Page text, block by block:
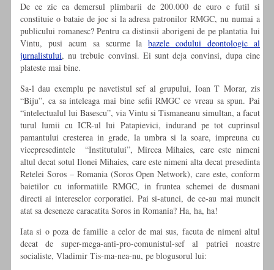
De ce zic ca demersul plimbarii de 200.000 de euro e futil si
constituie o bataie de joc si la adresa patronilor RMGC, nu numai a
publicului romanesc? Pentru ca distinsii aborigeni de pe plantatia lui
Vintu, pusi acum sa scurme labazele codului deontologic al
jurnalistului, nu trebuie convinsi. Ei sunt deja convinsi, dupa cine
plateste mai bine.
Sa-l dau exemplu pe navetistul sef al grupului, Ioan T Morar, zis
“Biju”, ca sa inteleaga mai bine sefii RMGC ce vreau sa spun. Pai
“intelectualul lui Basescu”, via Vintu si Tismaneanu simultan, a facut
turul lumii cu ICR-ul lui Patapievici, indurand pe tot cuprinsul
pamantului cresterea in grade, la umbra si la soare, impreuna cu
vicepresedintele “Institutului”, Mircea Mihaies, care este nimeni
altul decat sotul Ilonei Mihaies, care este nimeni alta decat presedinta
Retelei Soros – Romania (Soros Open Network), care este, conform
baietilor cu informatiile RMGC, in fruntea schemei de dusmani
directi ai intereselor corporatiei. Pai si-atunci, de ce-au mai muncit
atat sa deseneze caracatita Soros in Romania? Ha, ha, ha!
Iata si o poza de familie a celor de mai sus, facuta de nimeni altul
decat de super-mega-anti-pro-comunistul-sef al patriei noastre
socialiste, Vladimir Tis-ma-nea-nu, pe blogusorul lui: